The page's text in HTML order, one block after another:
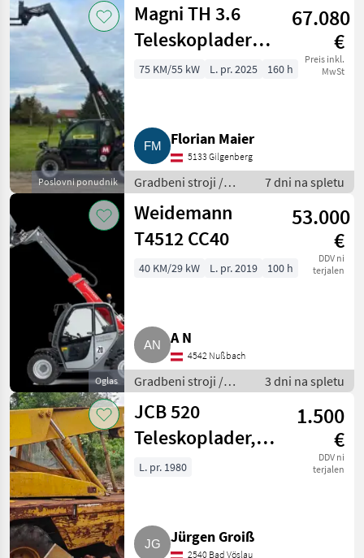
Kategorija 4 Država Filtri
POT
Gradbena
tehnika
Gradbeni
Stroji
Teleskopski
Nakladalniki
KATEGORIJO
Sonstige
22
Manitou
Claas
5
Genie
4
JCB
4
Prikaži
vse
(16)
MARKETPLACE
Ponastavi
Prikaži 68
rezultatov
Poslovni ponudnik
Magni TH 3.6
Teleskoplader
mit Gabel und
67.080
€
Preis inkl.
MwSt
75 KM/55 kW L. pr. 2025 160 h
Florian Maier
5133 Gilgenberg
Gradbeni stroji /
Teleskopski
nakladalniki
7 dni na spletu
Oglas
Weidemann
T4512 CC40
53.000
€
DDV ni
terjalen
40 KM/29 kW L. pr. 2019 100 h
A N
4542 Nußbach
Gradbeni stroji /
Teleskopski
nakladalniki
3 dni na spletu
JCB 520
Teleskoplader,
Getriebeschaden
1.500
€
DDV ni
terjalen
L. pr. 1980
Jürgen Groiß
2540 Bad Vöslau